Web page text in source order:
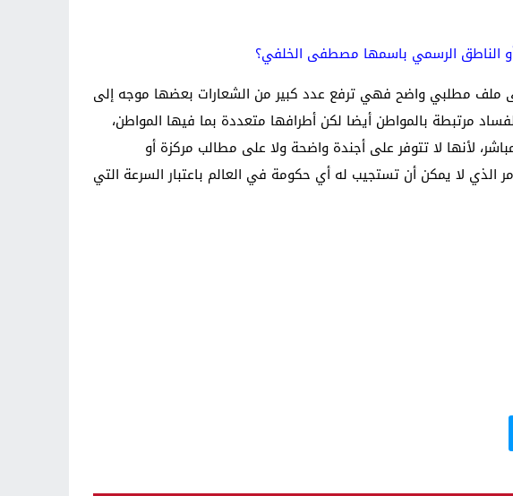
أو الناطق الرسمي باسمها مصطفى الخلفي؟
ملف مطلبي واضح فهي ترفع عدد كبير من الشعارات بعضها موجه إلى
مرتبطة بالمواطن أيضا لكن أطرافها متعددة بما فيها المواطن،
لأنها لا تتوفر على أجندة واضحة ولا على مطالب مركزة أو
لا يمكن أن تستجيب له أي حكومة في العالم باعتبار السرعة التي